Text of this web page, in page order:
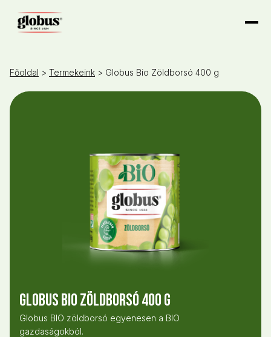
Főoldal > Termekeink > Globus Bio Zöldborsó 400 g
Globus Bio Zöldborsó 400 g
Globus BIO zöldborsó egyenesen a BIO
gazdaságokból.